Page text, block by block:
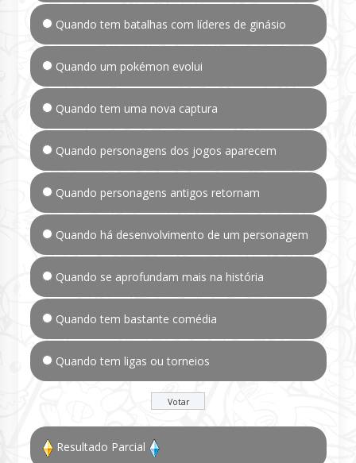
Quando tem batalhas com líderes de ginásio
Quando um pokémon evolui
Quando tem uma nova captura
Quando personagens dos jogos aparecem
Quando personagens antigos retornam
Quando há desenvolvimento de um personagem
Quando se aprofundam mais na história
Quando tem bastante comédia
Quando tem ligas ou torneios
Resultado Parcial